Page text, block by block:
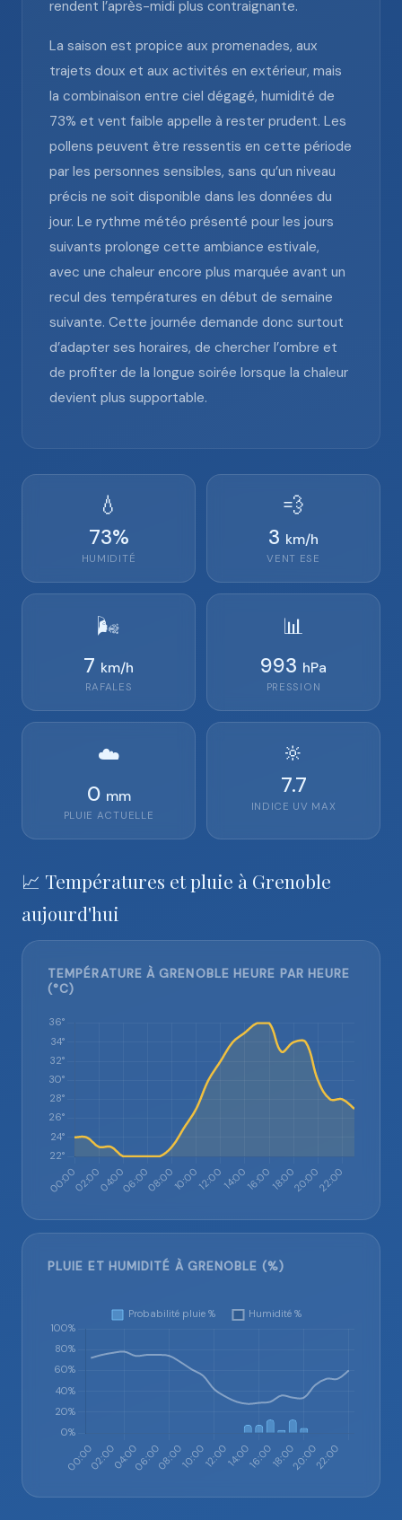
rendent l’après-midi plus contraignante.
La saison est propice aux promenades, aux
trajets doux et aux activités en extérieur, mais
la combinaison entre ciel dégagé, humidité de
73% et vent faible appelle à rester prudent. Les
pollens peuvent être ressentis en cette période
par les personnes sensibles, sans qu’un niveau
précis ne soit disponible dans les données du
jour. Le rythme météo présenté pour les jours
suivants prolonge cette ambiance estivale,
avec une chaleur encore plus marquée avant un
recul des températures en début de semaine
suivante. Cette journée demande donc surtout
d’adapter ses horaires, de chercher l’ombre et
de profiter de la longue soirée lorsque la chaleur
devient plus supportable.
💧
73%
HUMIDITÉ
💨
3 km/h
VENT ESE
🌬️
7 km/h
RAFALES
📊
993 hPa
PRESSION
☁️
0 mm
PLUIE ACTUELLE
🔆
7.7
INDICE UV MAX
📈 Températures et pluie à Grenoble
aujourd'hui
TEMPÉRATURE À GRENOBLE HEURE PAR HEURE
(°C)
PLUIE ET HUMIDITÉ À GRENOBLE (%)